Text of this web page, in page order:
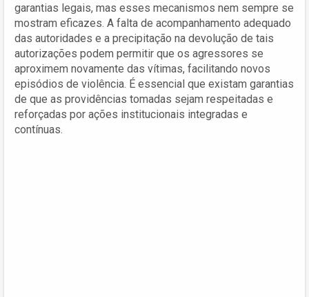
garantias legais, mas esses mecanismos nem sempre se
mostram eficazes. A falta de acompanhamento adequado
das autoridades e a precipitação na devolução de tais
autorizações podem permitir que os agressores se
aproximem novamente das vítimas, facilitando novos
episódios de violência. É essencial que existam garantias
de que as providências tomadas sejam respeitadas e
reforçadas por ações institucionais integradas e
contínuas.